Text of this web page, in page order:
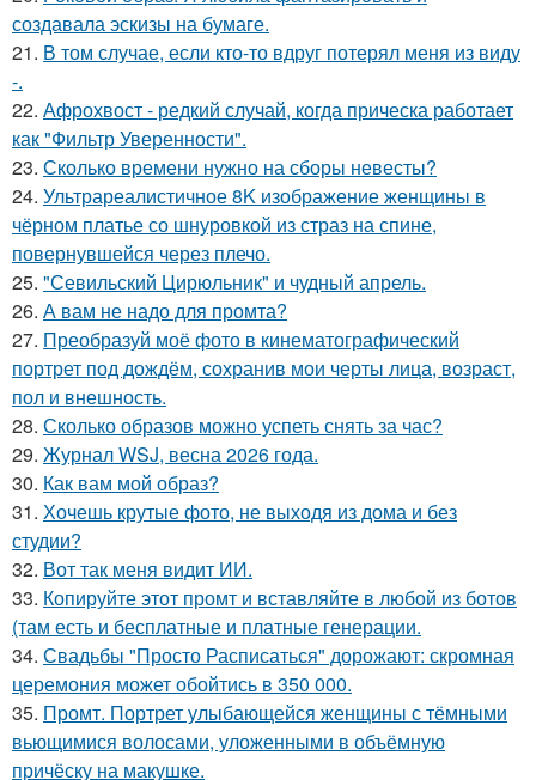
создавала эскизы на бумаге.
21. В том случае, если кто-то вдруг потерял меня из виду
-.
22. Афрохвост - редкий случай, когда прическа работает
как "Фильтр Уверенности".
23. Сколько времени нужно на сборы невесты?
24. Ультрареалистичное 8K изображение женщины в
чёрном платье со шнуровкой из страз на спине,
повернувшейся через плечо.
25. "Севильский Цирюльник" и чудный апрель.
26. А вам не надо для промта?
27. Преобразуй моё фото в кинематографический
портрет под дождём, сохранив мои черты лица, возраст,
пол и внешность.
28. Сколько образов можно успеть снять за час?
29. Журнал WSJ, весна 2026 года.
30. Как вам мой образ?
31. Хочешь крутые фото, не выходя из дома и без
студии?
32. Вот так меня видит ИИ.
33. Копируйте этот промт и вставляйте в любой из ботов
(там есть и бесплатные и платные генерации.
34. Свадьбы "Просто Расписаться" дорожают: скромная
церемония может обойтись в 350 000.
35. Промт. Портрет улыбающейся женщины с тёмными
вьющимися волосами, уложенными в объёмную
причёску на макушке.